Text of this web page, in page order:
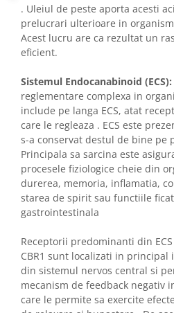
. Uleiul de peste aporta acesti
prelucrari ulterioare in
Acest lucru are ca rezultat un
eficient.
Sistemul Endocanabinoid (ECS):
reglementare complexa in
include pe langa ECS, atat
care le regleaza . ECS este
s-a conservat destul de bine pe
Principala sa sarcina este
procesele fiziologice cheie din
durerea, memoria, inflamatia,
starea de spirit sau functiile
gastrointestinala
Receptorii predominanti din ECS
CBR1 sunt localizati in
din sistemul nervos central si
mecanism de feedback negativ
care le permite sa exercite